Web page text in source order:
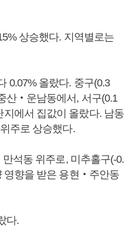
상승했다. 지역별로는
0.07% 올랐다. 중구(0.3
산‧운남동에서, 서구(0.1
에서 집값이 올랐다. 남동
주로 상승했다.
석동 위주로, 미추홀구(-0.
영향을 받은 용현‧주안동
다.